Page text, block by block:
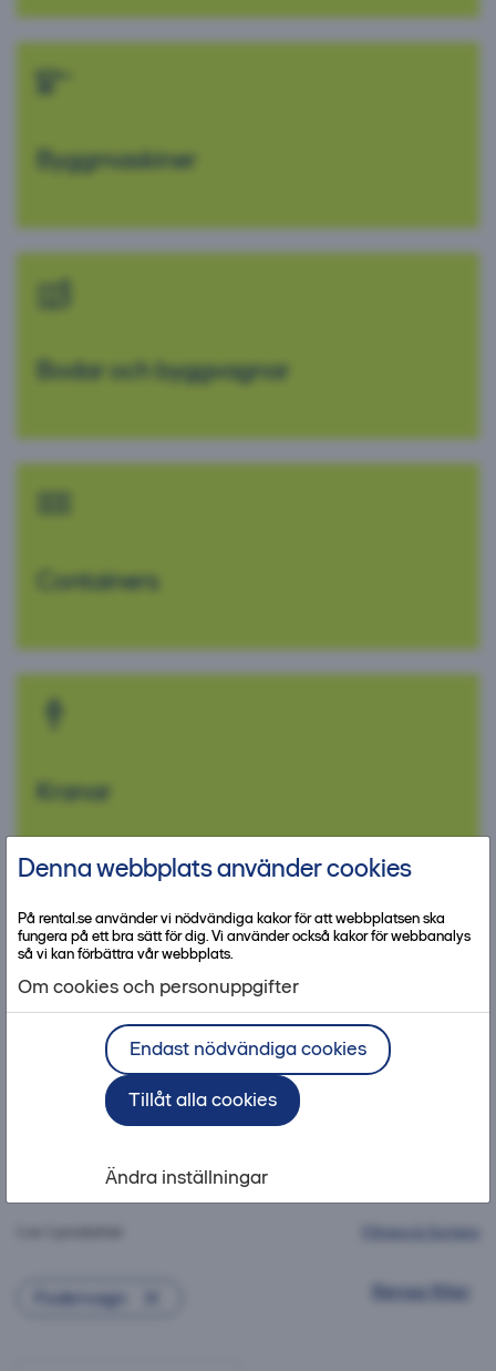
Denna webbplats använder cookies
På rental.se använder vi nödvändiga kakor för att webbplatsen ska
fungera på ett bra sätt för dig. Vi använder också kakor för webbanalys
så vi kan förbättra vår webbplats.
Om cookies och personuppgifter
Endast nödvändiga cookies
Tillåt alla cookies
Ändra inställningar
Byggmaskiner
Bodar och byggvagnar
Containers
Kranar
Liftar
Teleskoplastare Toolkit Anläggningsmaskiner
Filtrera & Sortera
Fodervagn Rensa filter